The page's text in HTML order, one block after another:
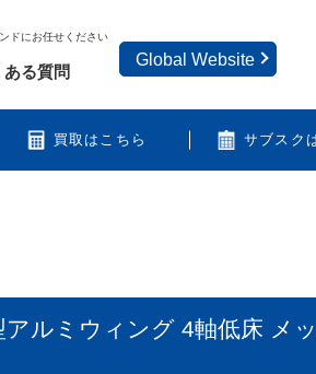
ドにお任せください
買取はこちら サブスク
ある質問
Global Website
ルミウィング 4軸低床 メ